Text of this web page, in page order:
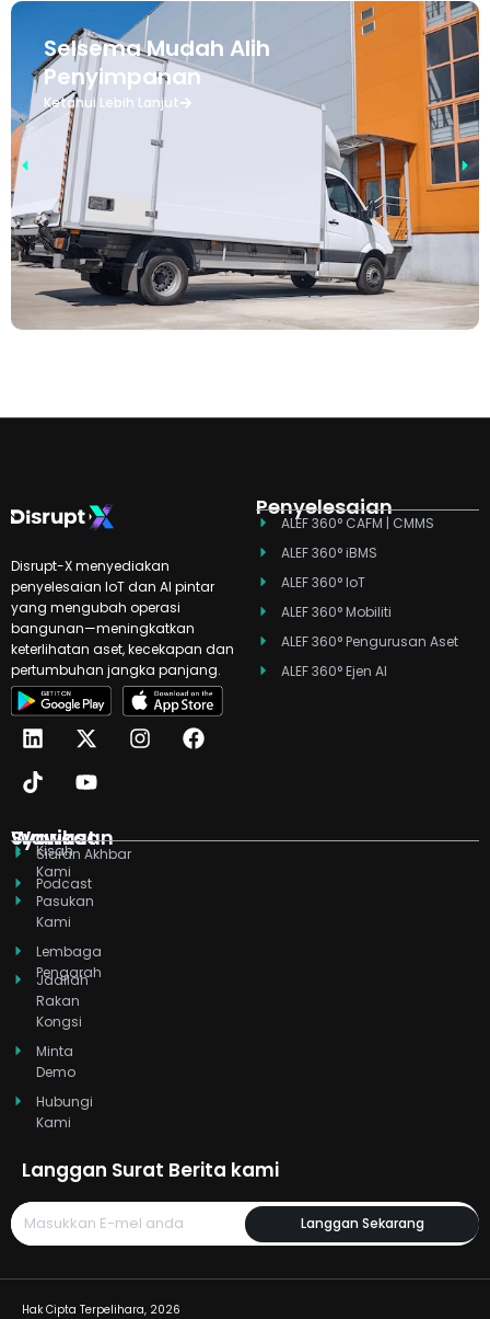
Selsema Mudah Alih
Penyimpanan
Ketahui Lebih Lanjut
Disrupt-X menyediakan
penyelesaian IoT dan AI pintar
yang mengubah operasi
bangunan—meningkatkan
keterlihatan aset, kecekapan dan
pertumbuhan jangka panjang.
L
i
n
k
d
n
X
-
t
w
t
t
e
r
I
n
g
F
a
o
T
i
k
t
k
Y
o
u
t
b
e
Penyelesaian
ALEF 360° CAFM | CMMS
ALEF 360° iBMS
ALEF 360° IoT
ALEF 360° Mobiliti
ALEF 360° Pengurusan Aset
ALEF 360° Ejen AI
Syarikat
Kisah
Kami
Pasukan
Kami
Lembaga
Pengarah
Jadilah
Rakan
Kongsi
Minta
Demo
Hubungi
Kami
Wawasan
Siaran Akhbar
Podcast
Langgan Surat Berita kami
Langgan Sekarang
Hak Cipta Terpelihara, 2026